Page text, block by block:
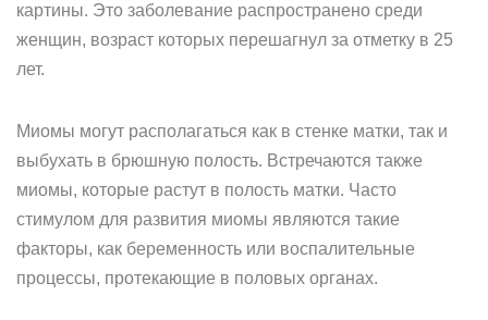
картины. Это заболевание распространено среди
женщин, возраст которых перешагнул за отметку в 25
лет.
Миомы могут располагаться как в стенке матки, так и
выбухать в брюшную полость. Встречаются также
миомы, которые растут в полость матки. Часто
стимулом для развития миомы являются такие
факторы, как беременность или воспалительные
процессы, протекающие в половых органах.